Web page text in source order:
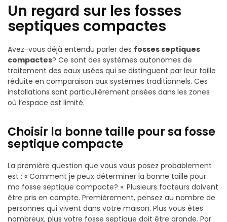
Un regard sur les fosses
septiques compactes
Avez-vous déjà entendu parler des fosses septiques
compactes? Ce sont des systèmes autonomes de
traitement des eaux usées qui se distinguent par leur taille
réduite en comparaison aux systèmes traditionnels. Ces
installations sont particulièrement prisées dans les zones
où l’espace est limité.
Choisir la bonne taille pour sa fosse
septique compacte
La première question que vous vous posez probablement
est : « Comment je peux déterminer la bonne taille pour
ma fosse septique compacte? ». Plusieurs facteurs doivent
être pris en compte. Premièrement, pensez au nombre de
personnes qui vivent dans votre maison. Plus vous êtes
nombreux, plus votre fosse septique doit être grande. Par